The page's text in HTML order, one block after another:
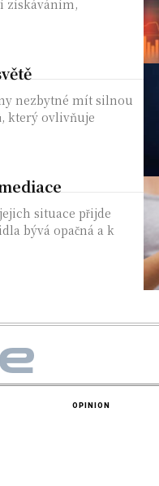
získáváním,
nezbytné mít silnou
který ovlivňuje
situace přijde
bývá opačná a k
OPINION